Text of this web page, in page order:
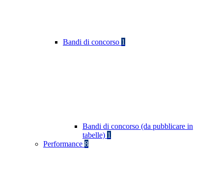
Bandi di concorso 1
Bandi di concorso (da pubblicare in
tabelle) 1
Performance 8